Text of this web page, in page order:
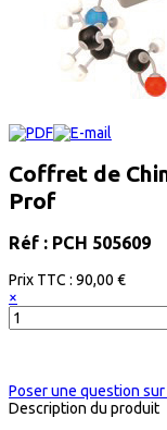
Coffret de
Prof
Réf : PCH 505609
Prix ​​TTC : 90,00 €
×
Poser une question
Description du produit